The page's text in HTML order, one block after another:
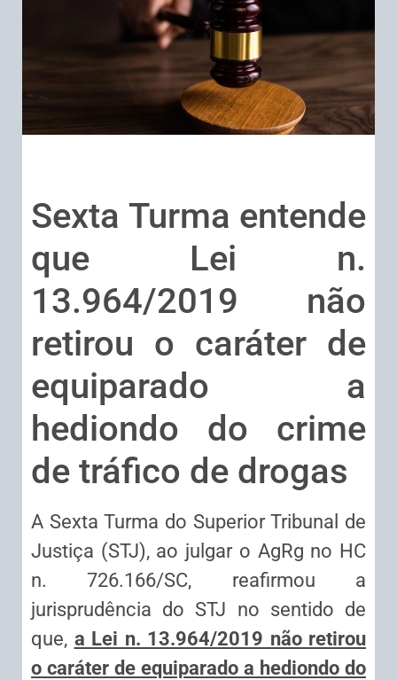
Sexta Turma entende
que Lei n.
13.964/2019 não
retirou o caráter de
equiparado a
hediondo do crime
de tráfico de drogas
​A Sexta Turma do Superior Tribunal de
Justiça (STJ), ao julgar o AgRg no HC
n. 726.166/SC, reafirmou a
jurisprudência do STJ no sentido de
que, a Lei n. 13.964/2019 não retirou
o caráter de equiparado a hediondo do